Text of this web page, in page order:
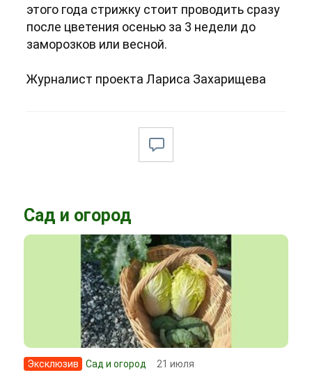
этого года стрижку стоит проводить сразу
после цветения осенью за 3 недели до
заморозков или весной.
Журналист проекта Лариса Захарищева
Сад и огород
Эксклюзив Сад и огород 21 июля